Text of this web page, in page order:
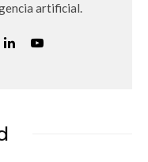
artificial.